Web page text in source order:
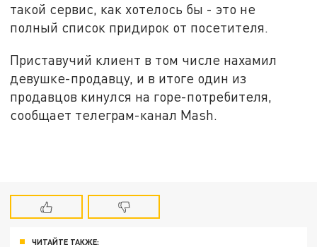
такой сервис, как хотелось бы - это не
полный список придирок от посетителя.
Приставучий клиент в том числе нахамил
девушке-продавцу, и в итоге один из
продавцов кинулся на горе-потребителя,
сообщает телеграм-канал Mash.
ЧИТАЙТЕ ТАКЖЕ: